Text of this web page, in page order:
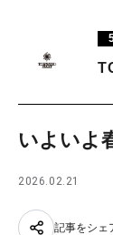
TAX FREE
日本語
いよいよ
2026.02.21
記事をシェ